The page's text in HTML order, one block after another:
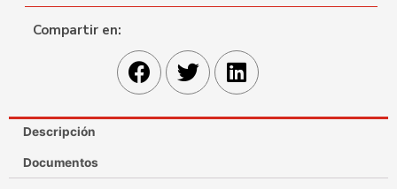
Compartir en:
Descripción
Documentos